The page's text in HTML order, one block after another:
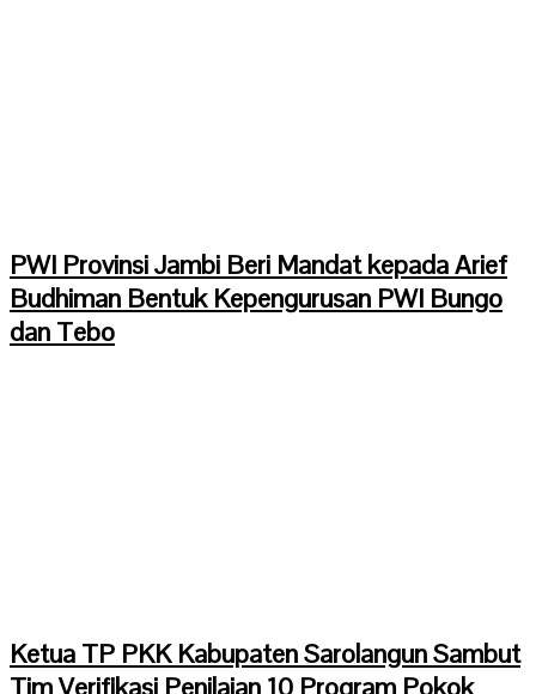
PWI Provinsi Jambi Beri Mandat kepada Arief
Budhiman Bentuk Kepengurusan PWI Bungo
dan Tebo
Ketua TP PKK Kabupaten Sarolangun Sambut
Tim Verifikasi Penilaian 10 Program Pokok